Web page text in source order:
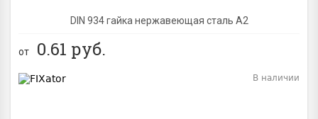
DIN 934 гайка нержавеющая сталь A2
от 0.61 руб.
В наличии